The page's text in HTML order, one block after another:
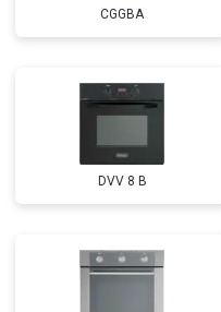
CGGBA
DVV 8 B